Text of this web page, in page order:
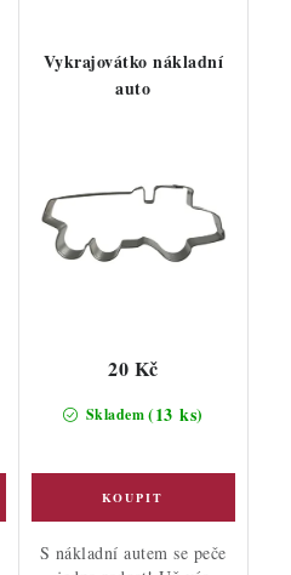
Vykrajovátko nákladní
auto
Skladem(13 ks)
20 Kč
S nákladní autem se peče